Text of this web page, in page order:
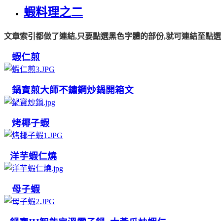
蝦料理之二
文章索引都做了連結,只要點選黑色字體的部份,就可連結至點
蝦仁煎
鍋寶煎大師不鏽鋼炒鍋開箱文
烤椰子蝦
洋芋蝦仁燒
母子蝦